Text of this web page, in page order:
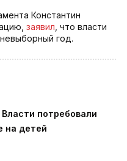
Константин
заявил , что власти
год.
потребовали
на детей